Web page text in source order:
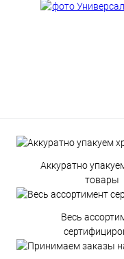
Аккуратно
товары
Весь